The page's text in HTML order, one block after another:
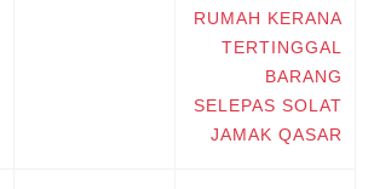
RUMAH KERANA
TERTINGGAL
BARANG
SELEPAS SOLAT
JAMAK QASAR